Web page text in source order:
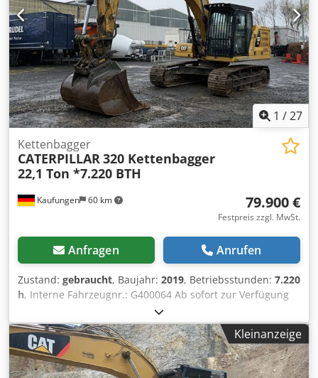
montiert * Sofort verfügbar Ideal als Ersatzteil oder für
den Umbau bzw. die Instandsetzung eines Baggers.
1 /27
Kaufungen 60 km
Kettenbagger
CATERPILLAR 320 Kettenbagger
22,1 Ton *7.220 BTH
79.900 €
Festpreis zzgl. MwSt.
Anfragen Anrufen
Zustand: gebraucht, Baujahr: 2019, Betriebsstunden: 7.220
h, Interne Fahrzeugnr.: G400064 Ab sofort zur Verfügung
auf unserem Hof in Kaufungen Mehr INFO unter: * Golec
Nutzfahrzeuge GmbH (Deutsch, English, Bulgarisch,
Russisch) Dodpfxeyvmz Ts Agxskr * Viktoria Sologubova
(Polnisch, Russisch, Ukrainisch, English) CATERPILLAR 320
Kettenbagger Baujahr 2019 7.220 h 22.100 Tonnen
Kleinanzeige